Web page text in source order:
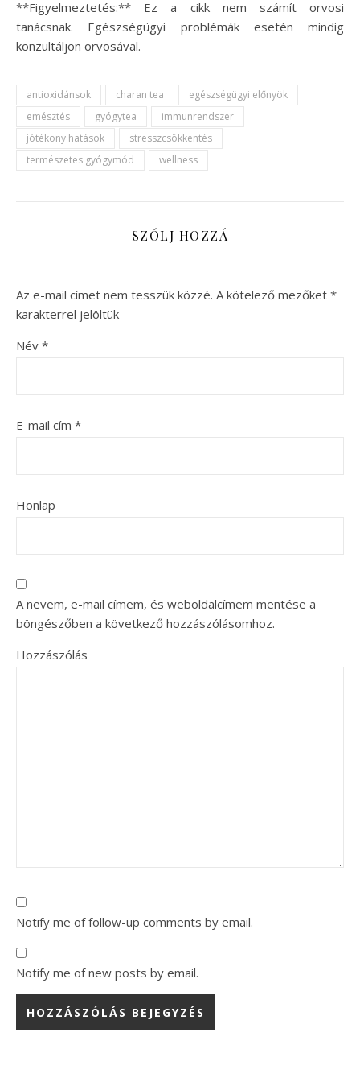
**Figyelmeztetés:** Ez a cikk nem számít orvosi
tanácsnak. Egészségügyi problémák esetén mindig
konzultáljon orvosával.
antioxidánsok charan tea
egészségügyi előnyök
emésztés
gyógytea
immunrendszer
jótékony hatások
stresszcsökkentés
természetes gyógymód
wellness
SZÓLJ HOZZÁ
Az e-mail címet nem tesszük közzé. A kötelező mezőket *
karakterrel jelöltük
Név *
E-mail cím *
Honlap
A nevem, e-mail címem, és weboldalcímem mentése a
böngészőben a következő hozzászólásomhoz.
Hozzászólás
Notify me of follow-up comments by email.
Notify me of new posts by email.